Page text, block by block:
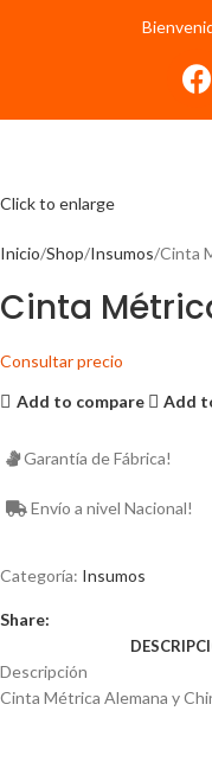
Click to enlarge
Inicio Shop Insumos Cinta
Cinta
Consultar precio
Add to compare
Add
Garantía de Fábrica!
Envío a nivel Nacional!
Categoría: Insumos
Share:
Descripción
Cinta Métrica Alemana y